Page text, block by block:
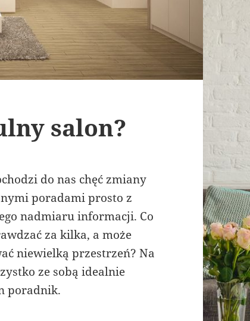
salon?
do nas chęć zmiany
poradami prosto z
nadmiaru informacji. Co
za kilka, a może
niewielką przestrzeń? Na
ze sobą idealnie
poradnik.